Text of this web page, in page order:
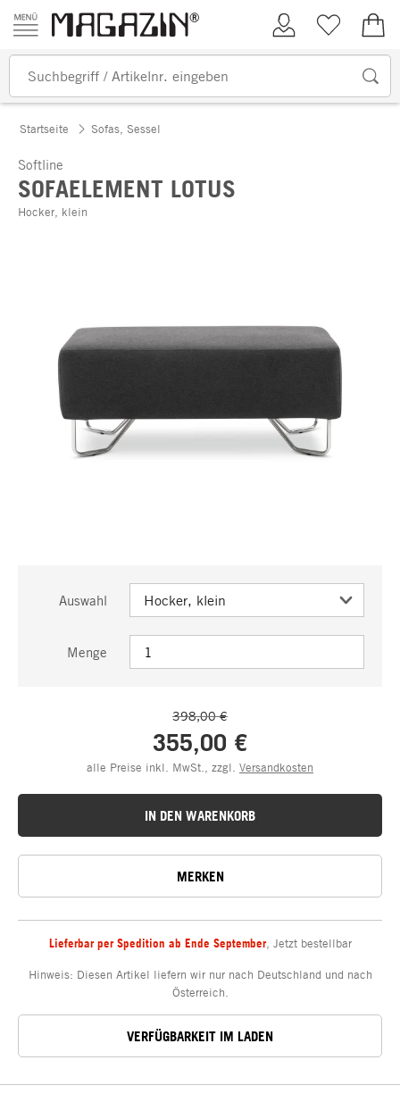
Zum Inhalt springen
Kundenkonto
Merkliste
Startseite Sofas, Sessel
Softline
SOFAELEMENT LOTUS
Hocker, klein
Auswahl
Menge
398,00 €
355,00 €
alle Preise inkl. MwSt., zzgl. Versandkosten
IN DEN WARENKORB
MERKEN
Lieferbar per Spedition ab Ende September, Jetzt bestellbar
Hinweis: Diesen Artikel liefern wir nur nach Deutschland und nach
Österreich.
VERFÜGBARKEIT IM LADEN